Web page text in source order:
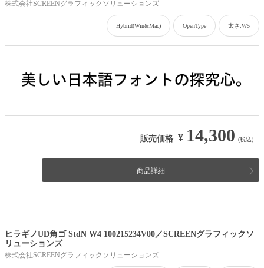
株式会社SCREENグラフィックソリューションズ
Hybrid(Win&Mac) OpenType 太さ:W5
販売価格 ¥ 14,300 (税込)
商品詳細
ヒラギノUD角ゴ StdN W4 100215234V00／SCREENグラフィックソ
リューションズ
株式会社SCREENグラフィックソリューションズ